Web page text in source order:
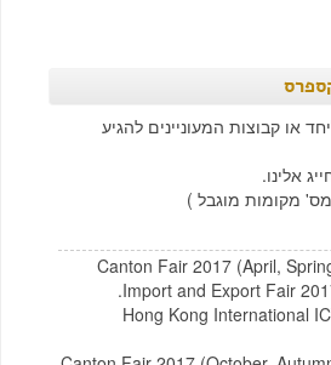
או קבוצות המעוניינים להגיע
אלינו.
מקומות מוגבל )
Canton Fair 2017 (April,
Import and Export Fair
Hong Kong International